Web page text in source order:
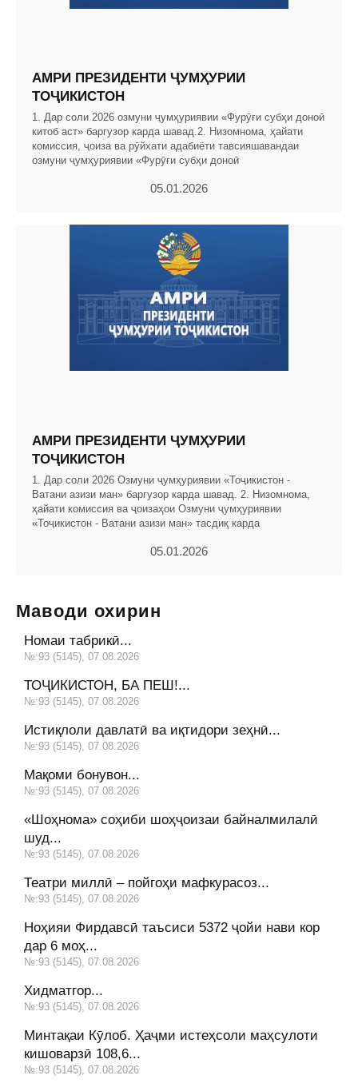
АМРИ ПРЕЗИДЕНТИ ҶУМҲУРИИ
ТОҶИКИСТОН
1. Дар соли 2026 озмуни ҷумҳуриявии «Фурӯғи субҳи доноӣ
китоб аст» баргузор карда шавад.2. Низомнома, ҳайати
комиссия, ҷоиза ва рӯйхати адабиёти тавсияшавандаи
озмуни ҷумҳуриявии «Фурӯғи субҳи доноӣ
05.01.2026
АМРИ ПРЕЗИДЕНТИ ҶУМҲУРИИ
ТОҶИКИСТОН
1. Дар соли 2026 Озмуни ҷумҳуриявии «Тоҷикистон -
Ватани азизи ман» баргузор карда шавад. 2. Низомнома,
ҳайати комиссия ва ҷоизаҳои Озмуни ҷумҳуриявии
«Тоҷикистон - Ватани азизи ман» тасдиқ карда
05.01.2026
Маводи охирин
Номаи табрикӣ...
№:93 (5145), 07.08.2026
ТОҶИКИСТОН, БА ПЕШ!...
№:93 (5145), 07.08.2026
Истиқлоли давлатӣ ва иқтидори зеҳнӣ...
№:93 (5145), 07.08.2026
Мақоми бонувон...
№:93 (5145), 07.08.2026
«Шоҳнома» соҳиби шоҳҷоизаи байналмилалӣ
шуд...
№:93 (5145), 07.08.2026
Театри миллӣ – пойгоҳи мафкурасоз...
№:93 (5145), 07.08.2026
Ноҳияи Фирдавсӣ таъсиси 5372 ҷойи нави кор
дар 6 моҳ...
№:93 (5145), 07.08.2026
Хидматгор...
№:93 (5145), 07.08.2026
Минтақаи Кӯлоб. Ҳаҷми истеҳсоли маҳсулоти
кишоварзӣ 108,6...
№:93 (5145), 07.08.2026